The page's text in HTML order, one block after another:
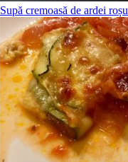
Supă cremoasă de ardei roșu